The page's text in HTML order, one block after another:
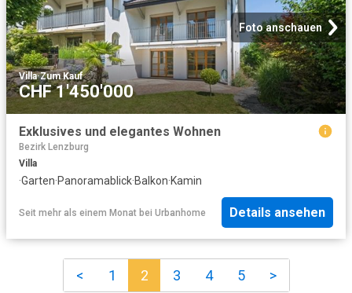
Foto anschauen
Villa·Zum Kauf
CHF 1'450'000
Exklusives und elegantes Wohnen
Bezirk Lenzburg
Villa
·Garten·Panoramablick·Balkon·Kamin
Seit mehr als einem Monat bei Urbanhome Details ansehen
< 1 2 3 4 5 >